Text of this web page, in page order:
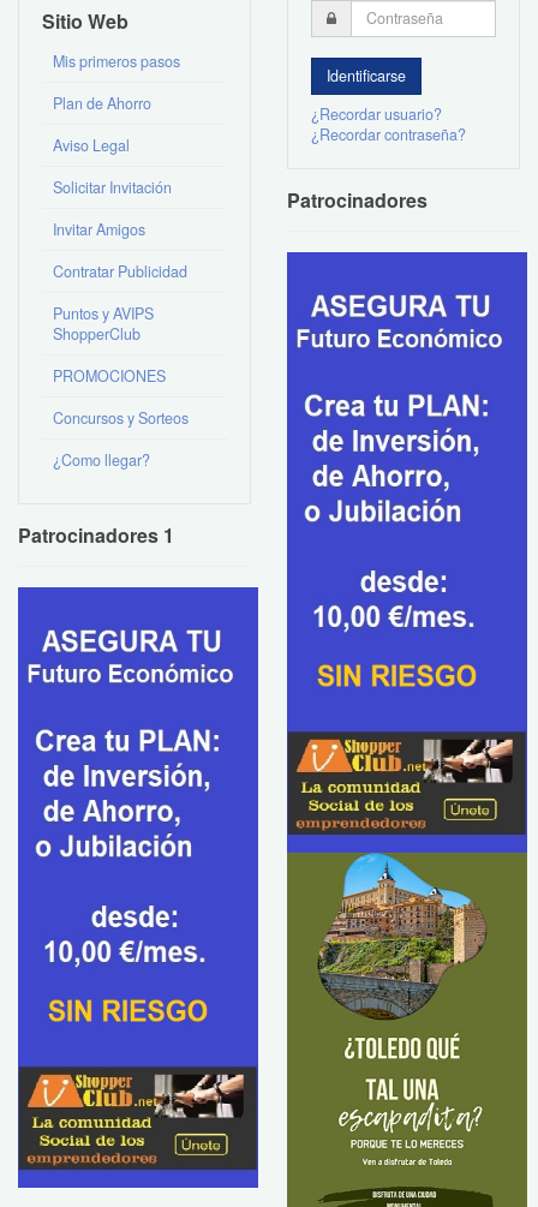
Sitio Web
Mis primeros pasos
Plan de Ahorro
Aviso Legal
Solicitar Invitación
Invitar Amigos
Contratar Publicidad
Puntos y AVIPS
ShopperClub
PROMOCIONES
Concursos y Sorteos
¿Como llegar?
Patrocinadores 1
¿Recordar usuario?
¿Recordar contraseña?
Patrocinadores